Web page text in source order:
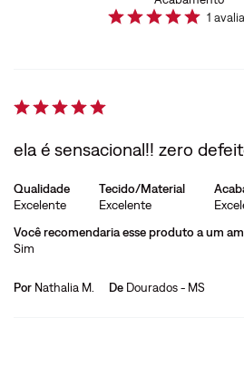
1
ela é sensacional!! zero
Qualidade
Excelente
Tecido/Material
Excelente
Você recomendaria esse produto a um
Sim
Por Nathalia M. De Dourados - MS